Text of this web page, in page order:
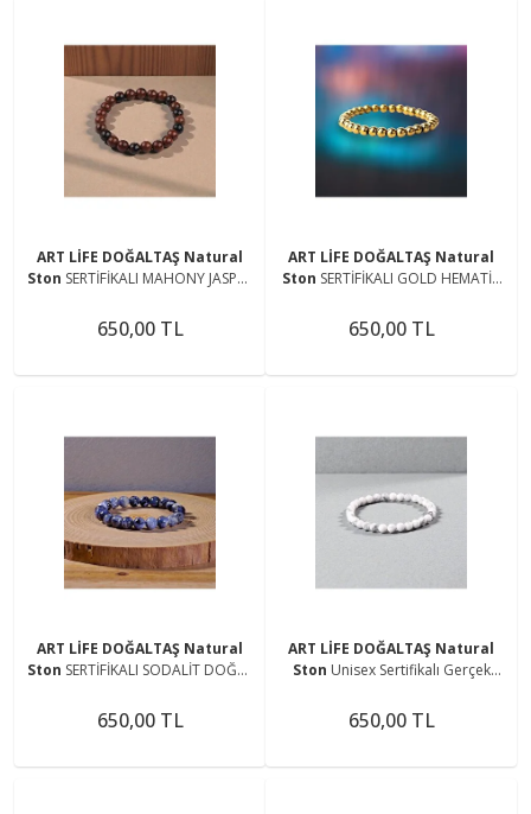
ART LİFE DOĞALTAŞ Natural
Ston SERTİFİKALI MAHONY JASPER
650,00 TL
ART LİFE DOĞALTAŞ Natural
Ston SERTİFİKALI GOLD HEMATİT
650,00 TL
ART LİFE DOĞALTAŞ Natural
Ston SERTİFİKALI SODALİT DOĞAL
650,00 TL
ART LİFE DOĞALTAŞ Natural
Ston Unisex Sertifikalı Gerçek
Sevgililer Günü Hediyesi Bileklik
8mm
650,00 TL